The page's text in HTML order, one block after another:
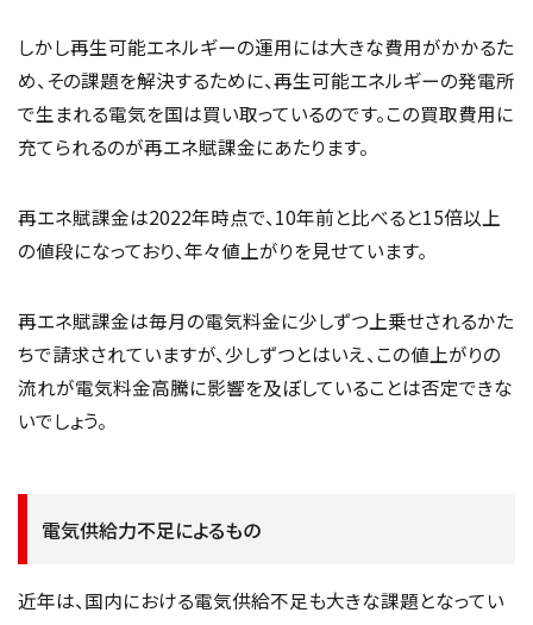
しかし再生可能エネルギーの運用には大きな費用がかかるた
め、その課題を解決するために、再生可能エネルギーの発電所
で生まれる電気を国は買い取っているのです。この買取費用に
充てられるのが再エネ賦課金にあたります。
再エネ賦課金は2022年時点で、10年前と比べると15倍以上
の値段になっており、年々値上がりを見せています。
再エネ賦課金は毎月の電気料金に少しずつ上乗せされるかた
ちで請求されていますが、少しずつとはいえ、この値上がりの
流れが電気料金高騰に影響を及ぼしていることは否定できな
いでしょう。
電気供給力不足によるもの
近年は、国内における電気供給不足も大きな課題となってい